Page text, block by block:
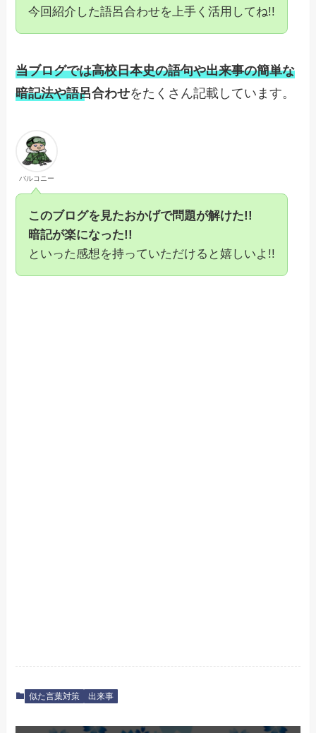
今回紹介した語呂合わせを上手く活用してね!!
当ブログでは高校日本史の語句や出来事の簡単な
暗記法や語呂合わせをたくさん記載しています。
バルコニー
このブログを見たおかげで問題が解けた!!
暗記が楽になった!!
といった感想を持っていただけると嬉しいよ!!
似た言葉対策 出来事